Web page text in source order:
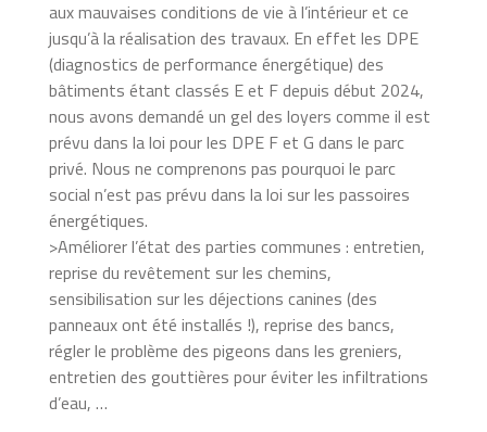
aux mauvaises conditions de vie à l’intérieur et ce
jusqu’à la réalisation des travaux. En effet les DPE
(diagnostics de performance énergétique) des
bâtiments étant classés E et F depuis début 2024,
nous avons demandé un gel des loyers comme il est
prévu dans la loi pour les DPE F et G dans le parc
privé. Nous ne comprenons pas pourquoi le parc
social n’est pas prévu dans la loi sur les passoires
énergétiques.
>Améliorer l’état des parties communes : entretien,
reprise du revêtement sur les chemins,
sensibilisation sur les déjections canines (des
panneaux ont été installés !), reprise des bancs,
régler le problème des pigeons dans les greniers,
entretien des gouttières pour éviter les infiltrations
d’eau, …